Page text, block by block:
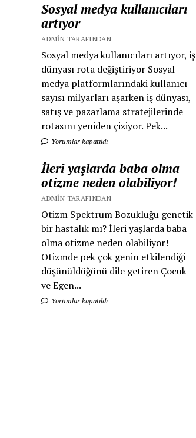
Sosyal medya kullanıcıları
artıyor
ADMIN TARAFINDAN
Sosyal medya kullanıcıları artıyor, iş
dünyası rota değiştiriyor Sosyal
medya platformlarındaki kullanıcı
sayısı milyarları aşarken iş dünyası,
satış ve pazarlama stratejilerinde
rotasını yeniden çiziyor. Pek...
Yorumlar kapatıldı
İleri yaşlarda baba olma
otizme neden olabiliyor!
ADMIN TARAFINDAN
Otizm Spektrum Bozukluğu genetik
bir hastalık mı? İleri yaşlarda baba
olma otizme neden olabiliyor!
Otizmde pek çok genin etkilendiği
düşünüldüğünü dile getiren Çocuk
ve Egen...
Yorumlar kapatıldı